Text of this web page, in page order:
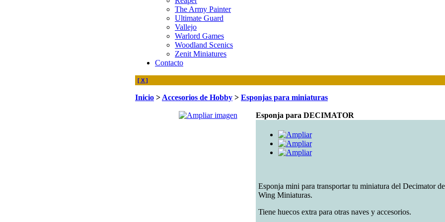
The Army Painter
Ultimate Guard
Vallejo
Warlord Games
Woodland Scenics
Zenit Miniatures
Contacto
[ X ]
Inicio > Accesorios de Hobby > Esponjas para miniaturas
Esponja para DECIMATOR
Esponja mini para transportar tu miniatura del Decimator
Wing Miniaturas.
Tiene huecos extra para otras naves y accesorios.